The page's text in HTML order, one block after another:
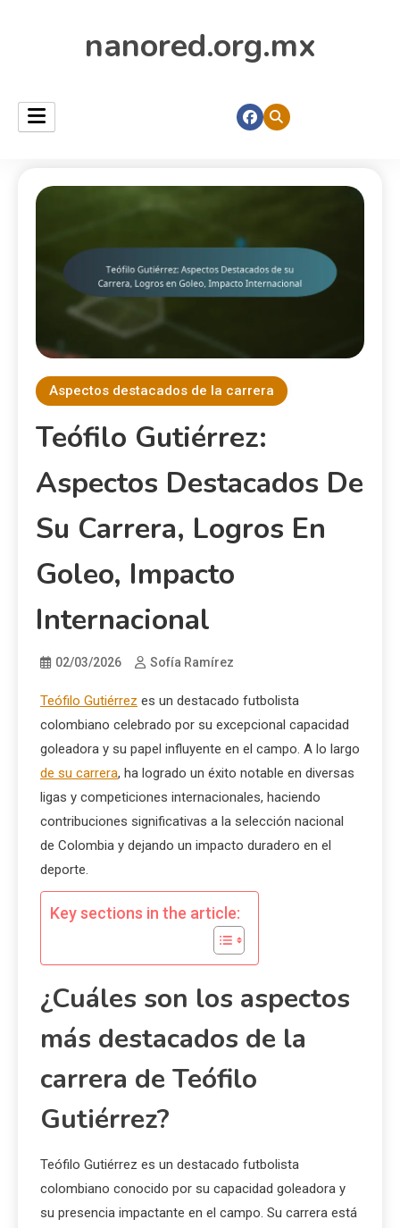
nanored.org.mx
Aspectos destacados de la carrera
Teófilo Gutiérrez:
Aspectos Destacados De
Su Carrera, Logros En
Goleo, Impacto
Internacional
02/03/2026 Sofía Ramírez
Teófilo Gutiérrez es un destacado futbolista
colombiano celebrado por su excepcional capacidad
goleadora y su papel influyente en el campo. A lo largo
de su carrera, ha logrado un éxito notable en diversas
ligas y competiciones internacionales, haciendo
contribuciones significativas a la selección nacional
de Colombia y dejando un impacto duradero en el
deporte.
Key sections in the article:
¿Cuáles son los aspectos
más destacados de la
carrera de Teófilo
Gutiérrez?
Teófilo Gutiérrez es un destacado futbolista
colombiano conocido por su capacidad goleadora y
su presencia impactante en el campo. Su carrera está